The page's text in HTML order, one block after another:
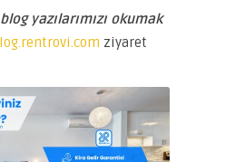
yazılarımızı okumak
ziyaret